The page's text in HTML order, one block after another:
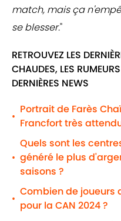
match, mais ça
se blesser."
RETROUVEZ LES
CHAUDES, LES
DERNIÈRES NEWS
•
Portrait de Farès
Francfort très
•
Quels sont les
généré le plus
saisons ?
•
Combien de joueurs
pour la CAN 2024 ?